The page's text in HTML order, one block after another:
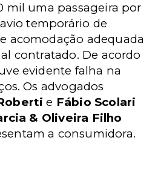
mil uma passageira por
temporário de
acomodação adequada
contratado. De acordo
evidente falha na
Os advogados
e Fábio Scolari
& Oliveira Filho
a consumidora.